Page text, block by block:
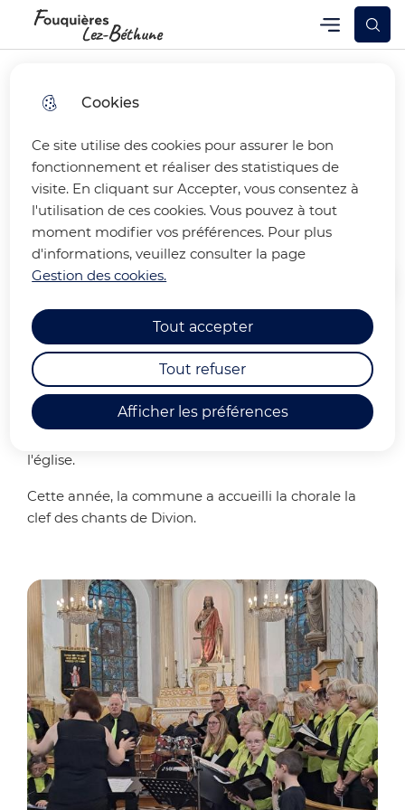
Cookies
Ce site utilise des cookies pour assurer le bon
fonctionnement et réaliser des statistiques de
visite. En cliquant sur Accepter, vous consentez à
l'utilisation de ces cookies. Vous pouvez à tout
moment modifier vos préférences. Pour plus
d'informations, veuillez consulter la page
Gestion des cookies.
Afficher les préférences
Tout accepter
Tout refuser
Skip
menu
to
search
principal
Skip to
site
map
Fouquières-lez-Béthune Menu principal
Menu
FETE DE LA MUSIQUE 2026
: LES PHOTOS
Retrouvez les photos de la Fête
de la musique
l'église.
Cette année, la commune a accueilli la chorale la
clef des chants de Divion.